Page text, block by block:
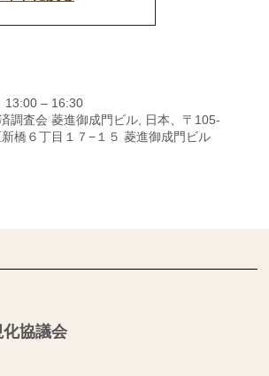
13:00 – 16:30
調査会 菱進御成門ビル, 日本、〒105-
橋６丁目１７−１５ 菱進御成門ビル
協議会